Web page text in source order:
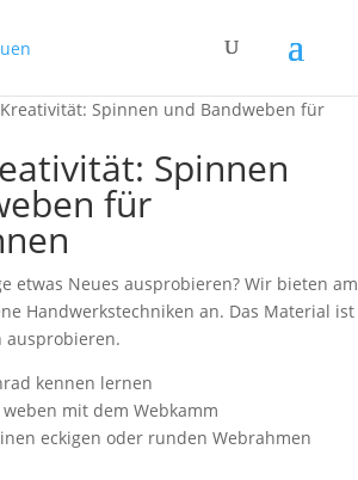
Spinnen und Bandweben für
Spinnen
für
etwas Neues ausprobieren? Wir bieten am
Handwerkstechniken an. Das Material ist
ausprobieren.
kennen lernen
mit dem Webkamm
eckigen oder runden Webrahmen